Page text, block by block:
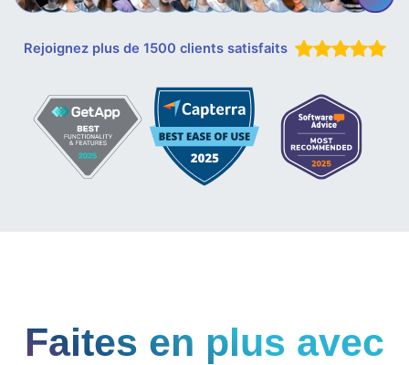
Rejoignez plus de 1500 clients satisfaits
Faites en plus avec